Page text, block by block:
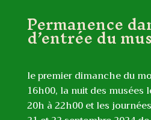
Permanence
d’entrée du
le premier dimanche du
16h00, la nuit des musées
20h à 22h00 et les